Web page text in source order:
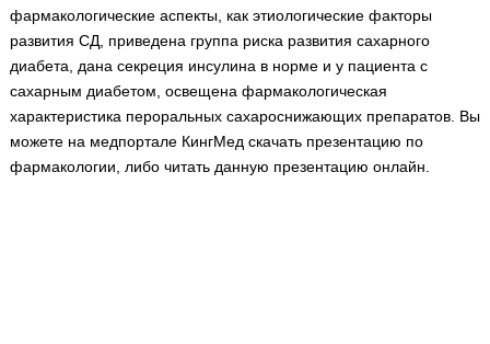
Научно-популярное
Статьи
Новости (244)
Медицинская стандартизация
фармакологические аспекты, как этиологические факторы
развития СД, приведена группа риска развития сахарного
диабета, дана секреция инсулина в норме и у пациента с
сахарным диабетом, освещена фармакологическая
характеристика пероральных сахароснижающих препаратов. Вы
можете на медпортале КингМед скачать презентацию по
фармакологии, либо читать данную презентацию онлайн.